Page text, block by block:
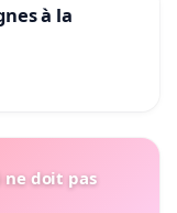
à la
ne doit pas